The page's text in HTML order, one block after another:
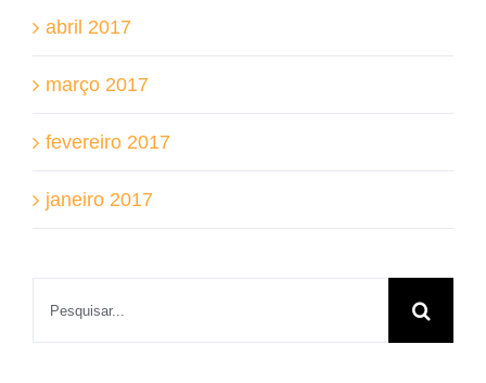
abril 2017
março 2017
fevereiro 2017
janeiro 2017